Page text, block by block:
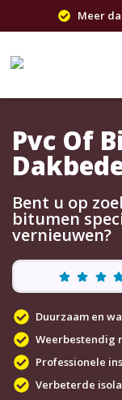
Meer
Pvc Of
Bent u op
bitumen
vernieuwen?
Duurzaam en
Weerbestendig
Professionele
Verbeterde